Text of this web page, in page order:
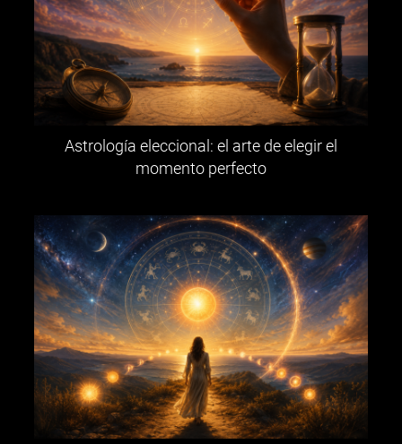
Astrología eleccional: el arte de elegir el
momento perfecto